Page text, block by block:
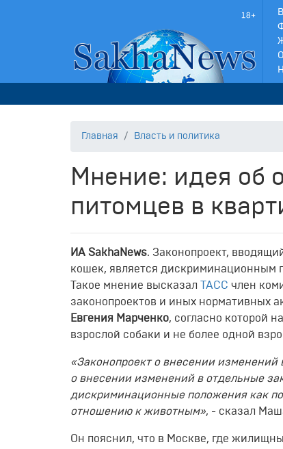
Главная Власть и политика
Мнение: идея об
питомцев в
ИА SakhaNews. Законопроект,
кошек, является
Такое мнение высказал
ТАСС член
законопроектов и иных нормативных
Евгения Марченко, согласно которой
взрослой собаки и не более одной
«Законопроект о внесении
о внесении изменений в отдельные
дискриминационные положения как
отношению к животным», - сказал
Он пояснил, что в Москве, где